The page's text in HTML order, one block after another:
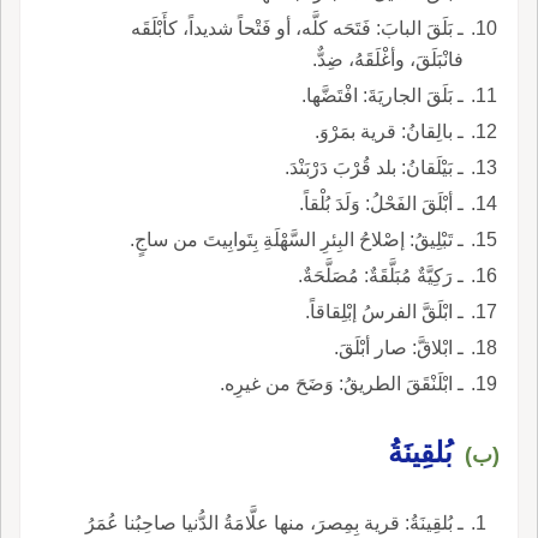
ـ بَلَقَ البابَ: فَتَحَه كلَّه، أو فَتْحاً شديداً، كأَبْلَقَه
فانْبَلَقَ، وأغْلَقَهُ، ضِدٌّ.
ـ بَلَقَ الجاريَةَ: افْتَضَّها.
ـ بالِقانُ: قرية بمَرْوَ.
ـ بَيْلَقانُ: بلد قُرْبَ دَرْبَنْدَ.
ـ أبْلَقَ الفَحْلُ: وَلَدَ بُلْقاً.
ـ تَبْلِيقُ: إصْلاحُ البِئرِ السَّهْلَةِ بِتَوابِيتَ من ساجٍ.
ـ رَكِيَّةٌ مُبَلَّقَةٌ: مُصَلَّحَةٌ.
ـ ابْلَقَّ الفرسُ إبْلِقاقاً.
ـ ابْلاقَّ: صار أبْلَقَ.
ـ ابْلَنْقَقَ الطريقُ: وَضَحَ من غيرِه.
(ب) بُلقِينَةُ
ـ بُلقِينَةُ: قرية بِمِصرَ، منها علَّامَةُ الدُّنيا صاحِبُنا عُمَرُ